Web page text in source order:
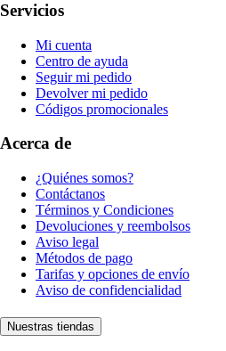
Servicios
Mi cuenta
Centro de ayuda
Seguir mi pedido
Devolver mi pedido
Códigos promocionales
Acerca de
¿Quiénes somos?
Contáctanos
Términos y Condiciones
Devoluciones y reembolsos
Aviso legal
Métodos de pago
Tarifas y opciones de envío
Aviso de confidencialidad
Nuestras tiendas